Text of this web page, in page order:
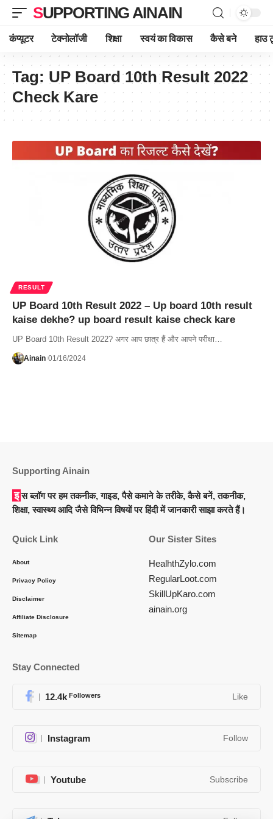
SUPPORTING AINAIN
कंप्यूटर टेक्नोलॉजी शिक्षा स्वयं का विकास कैसे बने हाउ
Tag: UP Board 10th Result 2022
Check Kare
RESULT
UP Board 10th Result 2022 – Up board 10th result
kaise dekhe? up board result kaise check kare
UP Board 10th Result 2022? अगर आप छात्र हैं और आपने परीक्षा…
Ainain 01/16/2024
Supporting Ainain
इस ब्लॉग पर हम तकनीक, गाइड, पैसे कमाने के तरीके, कैसे बनें, तकनीक,
शिक्षा, स्वास्थ्य आदि जैसे विभिन्न विषयों पर हिंदी में जानकारी साझा करते हैं।
Quick Link
About
Privacy Policy
Disclaimer
Affiliate Disclosure
Sitemap
Our Sister Sites
HealhthZylo.com
RegularLoot.com
SkillUpKaro.com
ainain.org
Stay Connected
12.4k Followers Like
Instagram Follow
Youtube Subscribe